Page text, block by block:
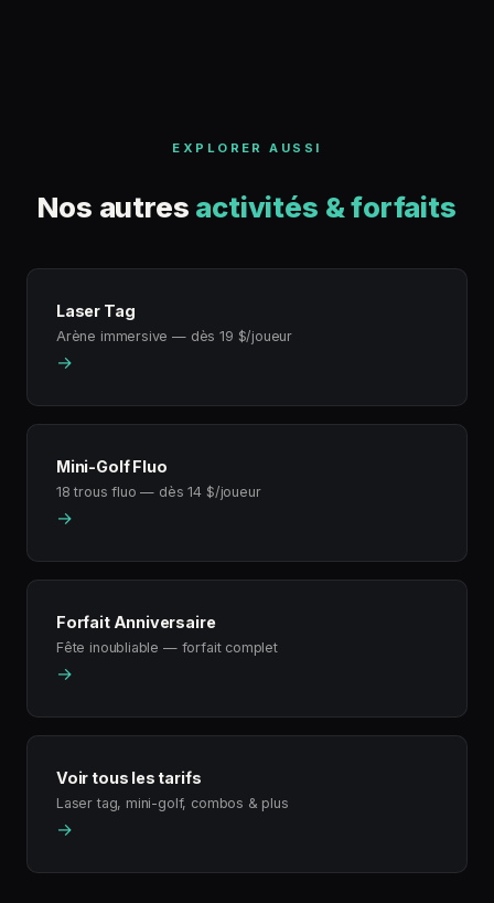
EXPLORER AUSSI
Nos autres activités & forfaits
Laser Tag
Arène immersive — dès 19 $/joueur
→
Mini-Golf Fluo
18 trous fluo — dès 14 $/joueur
→
Forfait Anniversaire
Fête inoubliable — forfait complet
→
Voir tous les tarifs
Laser tag, mini-golf, combos & plus
→